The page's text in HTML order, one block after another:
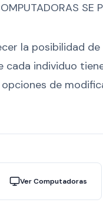
SE
la posibilidad
cada individuo
de
Ver Computadoras